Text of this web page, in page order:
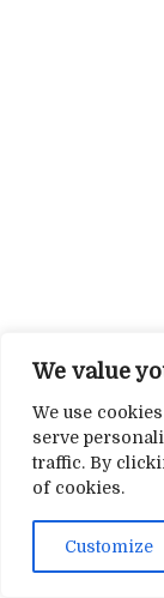
We value
We use
serve
traffic. By
of cookies.
Customize